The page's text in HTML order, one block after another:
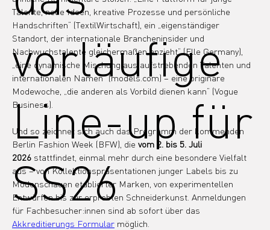
Talente, neue Ideen, kreative Prozesse und persönliche
Handschriften“ (TextilWirtschaft), ein „eigenständiger
Standort, der internationale Brancheninsider und
Nachwuchstalente gleichermaßen anzieht“ (Elle Germany),
„eine dynamische Mischung aus aufstrebenden Talenten und
internationalen Namen“ (models.com) – eine originäre
Modewoche, „die anderen als Vorbild dienen kann“ (Vogue
Business).
Und so zeichnet sich auch das Programm der kommenden
Berlin Fashion Week (BFW), die vom 2. bis 5. Juli
2026 stattfindet, einmal mehr durch eine besondere Vielfalt
aus – von Kollektionspräsentationen junger Labels bis zu
Modenschauen etablierter Marken, von experimentellen
Entwürfen bis zur erprobten Schneiderkunst. Anmeldungen
für Fachbesucher:innen sind ab sofort über das
Akkreditierungs Formular möglich.
vorläufige
Line-up für
SS26